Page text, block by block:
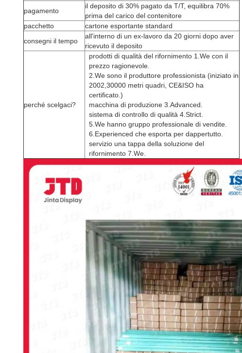
pagamento
il deposito di 30% pagato da T/T, equilibra 70%
prima del carico del contenitore
pacchetto
cartone esportante standard
consegni il tempo
all'interno di un ex-lavoro da 20 giorni dopo aver
ricevuto il deposito
perché scelgaci?
prodotti di qualità del rifornimento 1.We con il
prezzo ragionevole.
2.We sono il produttore professionista (iniziato in
2002,30000 metri quadri, CE&ISO ha
certificato.)
macchina di produzione 3.Advanced.
sistema di controllo di qualità 4.Strict.
5.We hanno gruppo professionale di vendite.
6.Experienced che esporta per dappertutto.
servizio una tappa della soluzione del
rifornimento 7.We.